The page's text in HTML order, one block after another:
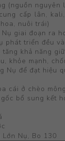
(nguồn nguyên
cấp lân,
nuôi trái)
giai đoạn ra
phát triển đều
khả năng
khỏe mạnh,
Nụ để đạt hiệu
cái ở chèo
bổ sung kết
Nụ, Bo 130